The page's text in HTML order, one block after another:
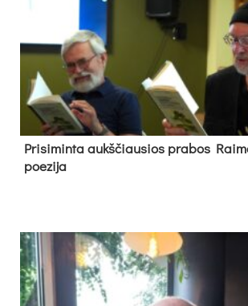
Pri­si­min­ta aukš­čiau­sios pra­bos
poe­zi­ja